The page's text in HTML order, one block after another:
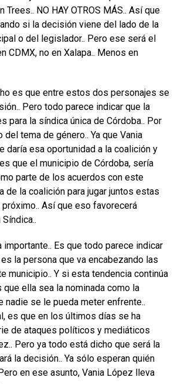
Trees.. NO HAY OTROS MÁS.. Así que
si la decisión viene del lado de la
o del legislador.. Pero ese será el
CDMX, no en Xalapa.. Menos en
es que entre estos dos personajes se
Pero todo parece indicar que la
para la síndica única de Córdoba.. Por
tema de género.. Ya que Vania
daría esa oportunidad a la coalición y
que el municipio de Córdoba, sería
parte de los acuerdos con este
de la coalición para jugar juntos estas
Así que eso favorecerá
importante.. Es que todo parece indicar
la persona que va encabezando las
municipio.. Y si esta tendencia continúa
que ella sea la nominada como la
nadie se le pueda meter enfrente..
es que en los últimos días se ha
de ataques políticos y mediáticos
Pero ya todo está dicho que será la
la decisión.. Ya sólo esperan quién
en ese asunto, Vania López lleva